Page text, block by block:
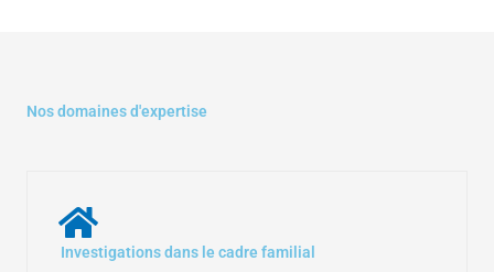
Nos domaines d'expertise
Investigations dans le cadre familial